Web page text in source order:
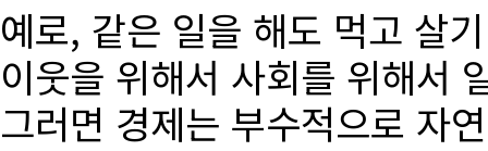
예로, 같은 일을 해도 먹고 살
이웃을 위해서 사회를 위해서
그러면 경제는 부수적으로 자